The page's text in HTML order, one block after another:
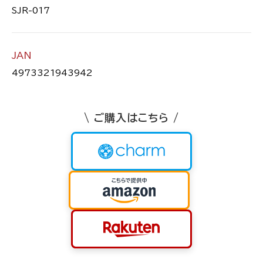
SJR-017
JAN
4973321943942
\ ご購入はこちら /